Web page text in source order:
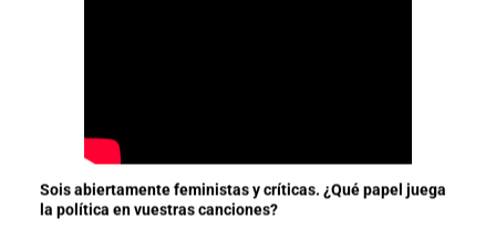
Sois abiertamente feministas y críticas. ¿Qué papel juega
la política en vuestras canciones?